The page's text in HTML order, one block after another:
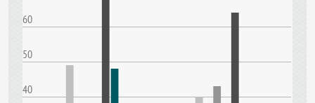
60
50
40